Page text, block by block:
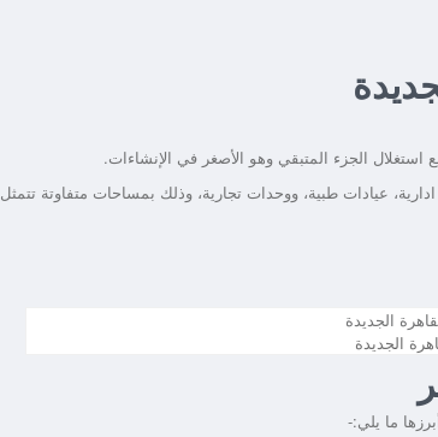
الجزء المتبقي وهو الأصغر في الإنشاءات.
عيادات طبية، ووحدات تجارية، وذلك بمساحات متفاوتة تتمثل
الجديدة
ما يلي:-